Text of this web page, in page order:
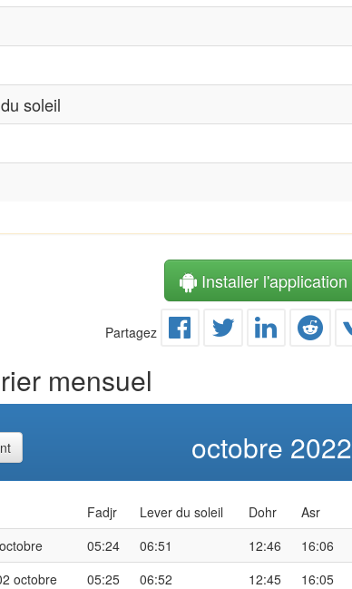
soleil
Installer l'application
Partagez
mensuel
octobre 2022
Fadjr Lever du soleil Dohr Asr
05:24 06:51 12:46 16:06
octobre
05:25 06:52 12:45 16:05